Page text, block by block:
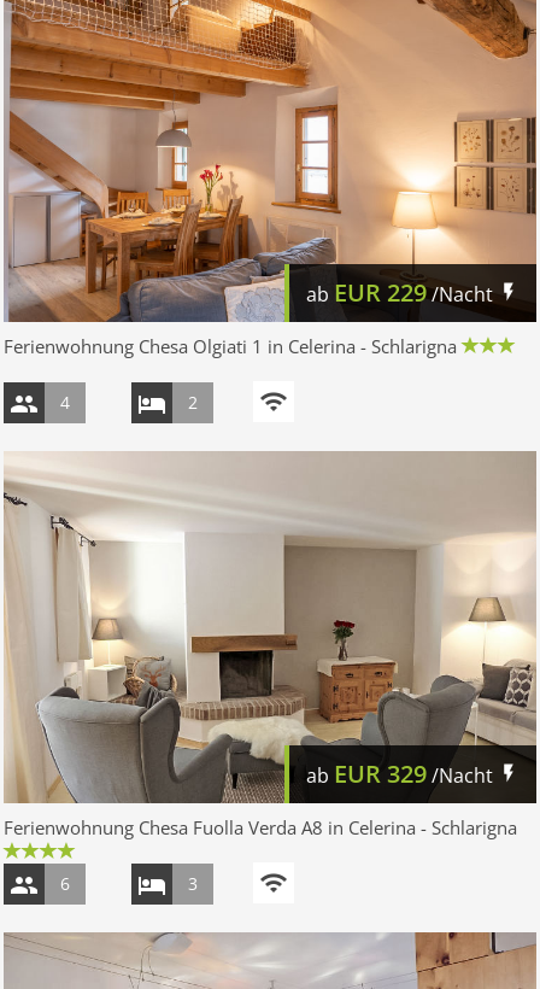
ab EUR 229/Nacht
Ferienwohnung Chesa Olgiati 1 in Celerina - Schlarigna
4 2
ab EUR329/Nacht
Ferienwohnung Chesa Fuolla Verda A8 in Celerina - Schlarigna
6 3